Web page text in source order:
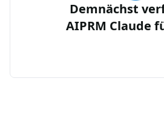
Demnächst
AIPRM Claude